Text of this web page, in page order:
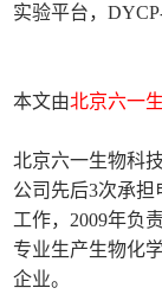
实验平台，
本文由北京六一
北京六一生物科
公司先后3次承
工作，2009年负
专业生产生物化
企业。